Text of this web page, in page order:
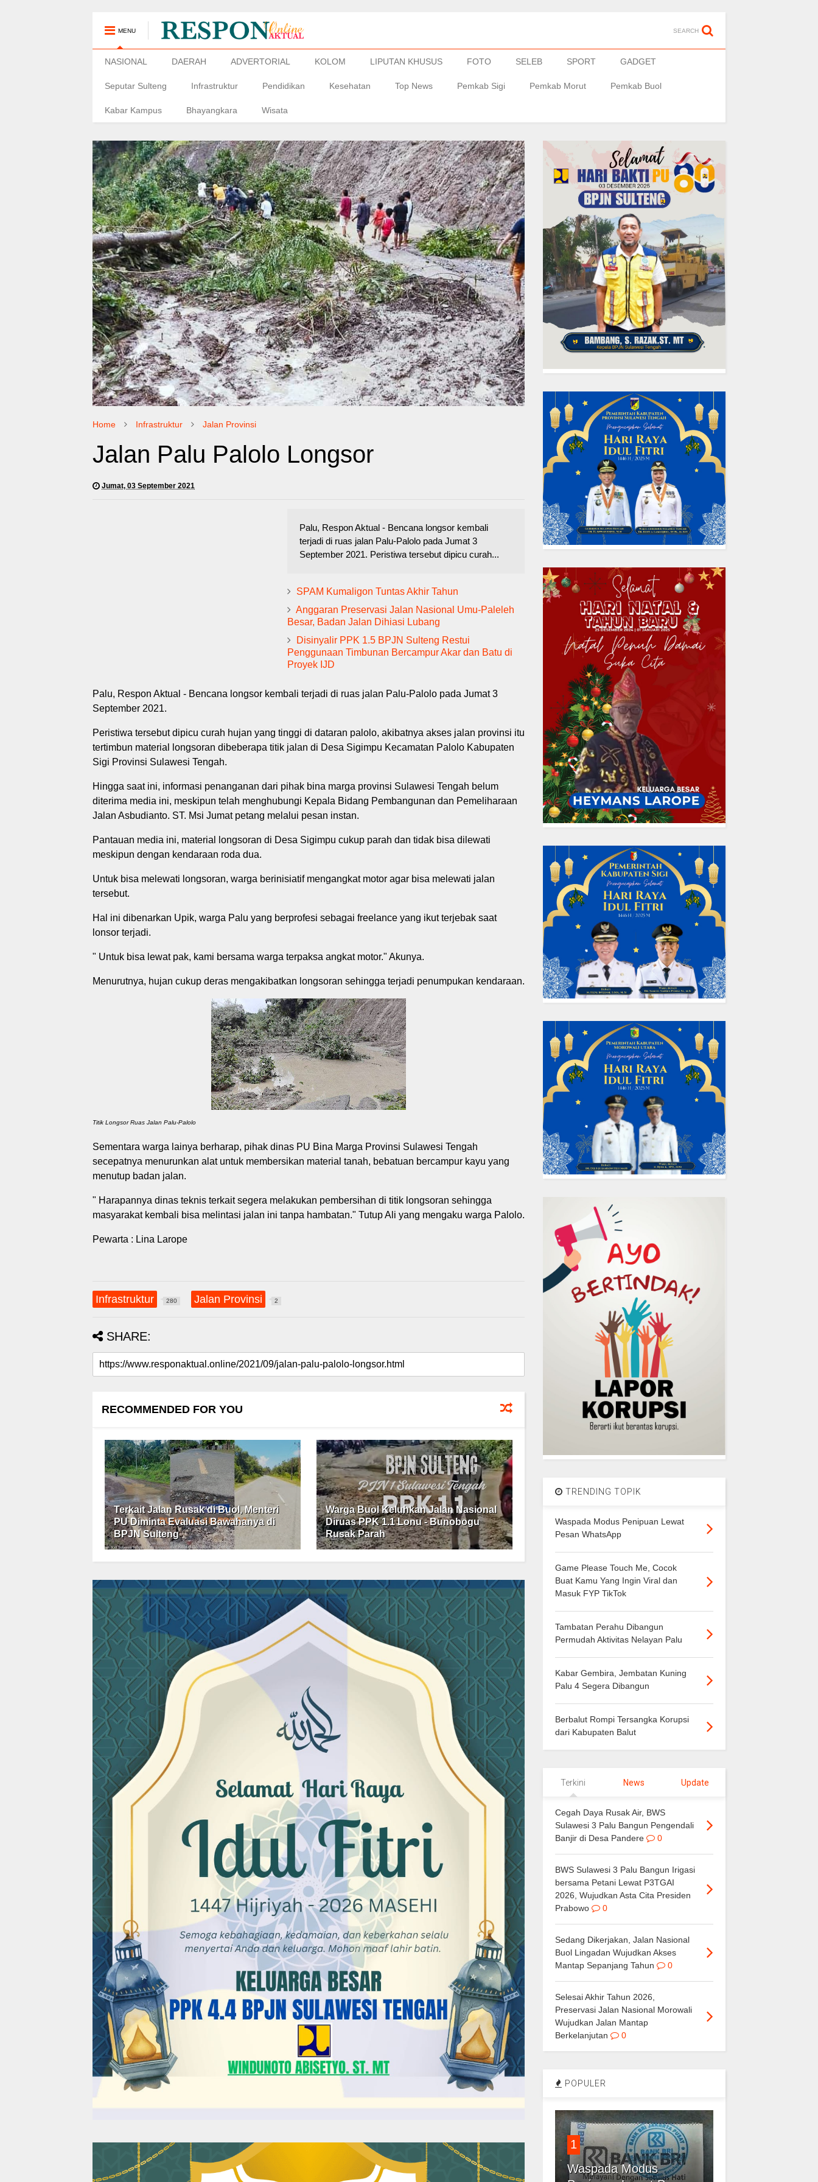
MENU SEARCH
NASIONAL DAERAH ADVERTORIAL KOLOM LIPUTAN KHUSUS FOTO SELEB SPORT GADGET
Seputar Sulteng Infrastruktur Pendidikan Kesehatan Top News Pemkab Sigi Pemkab Morut Pemkab Buol
Kabar Kampus Bhayangkara Wisata
Home Infrastruktur Jalan Provinsi
Jalan Palu Palolo Longsor
Jumat, 03 September 2021
Palu, Respon Aktual - Bencana longsor kembali
terjadi di ruas jalan Palu-Palolo pada Jumat 3
September 2021. Peristiwa tersebut dipicu curah...
SPAM Kumaligon Tuntas Akhir Tahun
Anggaran Preservasi Jalan Nasional Umu-Paleleh
Besar, Badan Jalan Dihiasi Lubang
Disinyalir PPK 1.5 BPJN Sulteng Restui
Penggunaan Timbunan Bercampur Akar dan Batu di
Proyek IJD
Palu, Respon Aktual - Bencana longsor kembali terjadi di ruas jalan Palu-Palolo pada Jumat 3
September 2021.
Peristiwa tersebut dipicu curah hujan yang tinggi di dataran palolo, akibatnya akses jalan provinsi itu
tertimbun material longsoran dibeberapa titik jalan di Desa Sigimpu Kecamatan Palolo Kabupaten
Sigi Provinsi Sulawesi Tengah.
Hingga saat ini, informasi penanganan dari pihak bina marga provinsi Sulawesi Tengah belum
diterima media ini, meskipun telah menghubungi Kepala Bidang Pembangunan dan Pemeliharaan
Jalan Asbudianto. ST. Msi Jumat petang melalui pesan instan.
Pantauan media ini, material longsoran di Desa Sigimpu cukup parah dan tidak bisa dilewati
meskipun dengan kendaraan roda dua.
Untuk bisa melewati longsoran, warga berinisiatif mengangkat motor agar bisa melewati jalan
tersebut.
Hal ini dibenarkan Upik, warga Palu yang berprofesi sebagai freelance yang ikut terjebak saat
lonsor terjadi.
" Untuk bisa lewat pak, kami bersama warga terpaksa angkat motor." Akunya.
Menurutnya, hujan cukup deras mengakibatkan longsoran sehingga terjadi penumpukan kendaraan.
Titik Longsor Ruas Jalan Palu-Palolo
Sementara warga lainya berharap, pihak dinas PU Bina Marga Provinsi Sulawesi Tengah
secepatnya menurunkan alat untuk membersikan material tanah, bebatuan bercampur kayu yang
menutup badan jalan.
" Harapannya dinas teknis terkait segera melakukan pembersihan di titik longsoran sehingga
masyarakat kembali bisa melintasi jalan ini tanpa hambatan." Tutup Ali yang mengaku warga Palolo.
Pewarta : Lina Larope
Infrastruktur 280 Jalan Provinsi 2
SHARE:
RECOMMENDED FOR YOU
Terkait Jalan Rusak di Buol, Menteri
PU Diminta Evaluasi Bawahanya di
BPJN Sulteng
Warga Buol Keluhkan Jalan Nasional
Diruas PPK 1.1 Lonu - Bunobogu
Rusak Parah
TRENDING TOPIK
Waspada Modus Penipuan Lewat
Pesan WhatsApp
Game Please Touch Me, Cocok
Buat Kamu Yang Ingin Viral dan
Masuk FYP TikTok
Tambatan Perahu Dibangun
Permudah Aktivitas Nelayan Palu
Kabar Gembira, Jembatan Kuning
Palu 4 Segera Dibangun
Berbalut Rompi Tersangka Korupsi
dari Kabupaten Balut
Terkini News Update
Cegah Daya Rusak Air, BWS
Sulawesi 3 Palu Bangun Pengendali
Banjir di Desa Pandere
0
BWS Sulawesi 3 Palu Bangun Irigasi
bersama Petani Lewat P3TGAI
2026, Wujudkan Asta Cita Presiden
Prabowo
0
Sedang Dikerjakan, Jalan Nasional
Buol Lingadan Wujudkan Akses
Mantap Sepanjang Tahun
0
Selesai Akhir Tahun 2026,
Preservasi Jalan Nasional Morowali
Wujudkan Jalan Mantap
Berkelanjutan
0
POPULER
1
Waspada Modus